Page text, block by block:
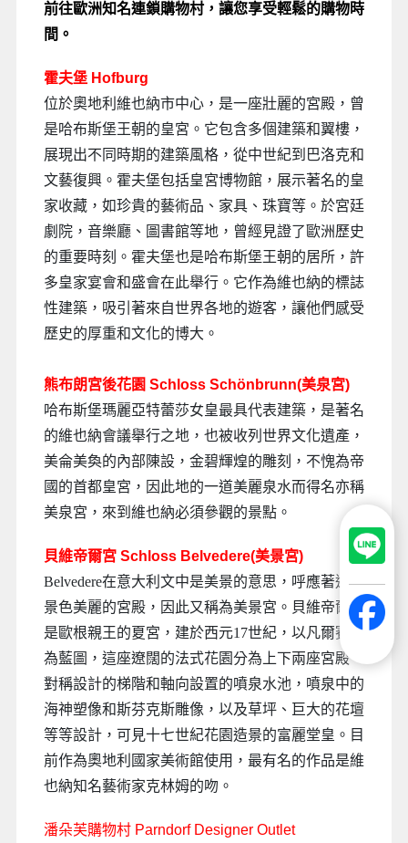
前往歐洲知名連鎖購物村，讓您享受輕鬆的購物時
間。
霍夫堡 Hofburg
位於奧地利維也納市中心，是一座壯麗的宮殿，曾
是哈布斯堡王朝的皇宮。它包含多個建築和翼樓，
展現出不同時期的建築風格，從中世紀到巴洛克和
文藝復興。霍夫堡包括皇宮博物館，展示著名的皇
家收藏，如珍貴的藝術品、家具、珠寶等。於宮廷
劇院，音樂廳、圖書館等地，曾經見證了歐洲歷史
的重要時刻。霍夫堡也是哈布斯堡王朝的居所，許
多皇家宴會和盛會在此舉行。它作為維也納的標誌
性建築，吸引著來自世界各地的遊客，讓他們感受
歷史的厚重和文化的博大。
熊布朗宮後花園 Schloss Schönbrunn(美泉宮)
哈布斯堡瑪麗亞特蕾莎女皇最具代表建築，是著名
的維也納會議舉行之地，也被收列世界文化遺產，
美侖美奐的內部陳設，金碧輝煌的雕刻，不愧為帝
國的首都皇宮，因此地的一道美麗泉水而得名亦稱
美泉宮，來到維也納必須參觀的景點。
貝維帝爾宮 Schloss Belvedere(美景宮)
Belvedere在意大利文中是美景的意思，呼應著這座
景色美麗的宮殿，因此又稱為美景宮。貝維帝爾宮
是歐根親王的夏宮，建於西元17世紀，以凡爾賽宮
為藍圖，這座遼闊的法式花園分為上下兩座宮殿，
對稱設計的梯階和軸向設置的噴泉水池，噴泉中的
海神塑像和斯芬克斯雕像，以及草坪、巨大的花壇
等等設計，可見十七世紀花園造景的富麗堂皇。目
前作為奧地利國家美術館使用，最有名的作品是維
也納知名藝術家克林姆的吻。
潘朵芙購物村 Parndorf Designer Outlet